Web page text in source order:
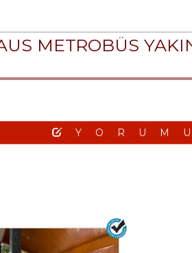
METROBÜS